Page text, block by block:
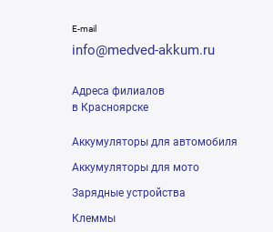
E-mail
info@medved-akkum.ru
Адреса филиалов
в Красноярске
Аккумуляторы для автомобиля
Аккумуляторы для мото
Зарядные устройства
Клеммы